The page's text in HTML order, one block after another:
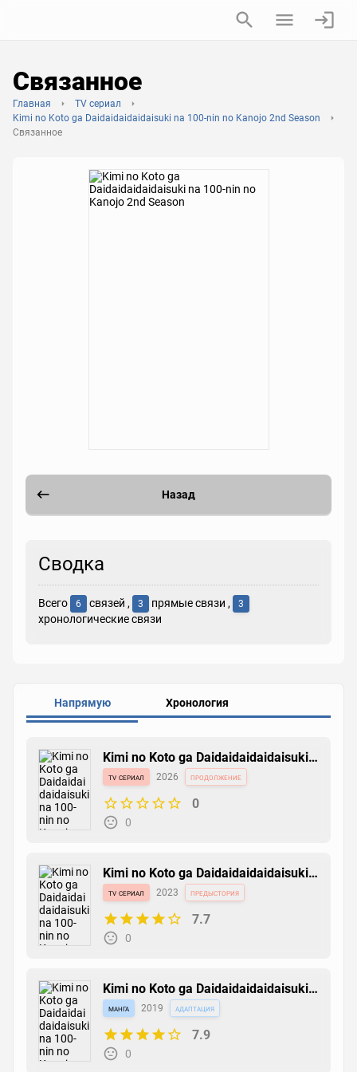
Связанное
Главная
TV сериал
Kimi no Koto ga Daidaidaidaidaisuki na 100-nin no Kanojo 2nd Season
Связанное
Назад
Сводка
Всего 6 связей , 3 прямые связи , 3
хронологические связи
Напрямую Хронология
Kimi no Koto ga Daidaidaidaidaisuki
na 100-nin no Kanojo 3rd Season
tv сериал 2026 продолжение
0
0
Kimi no Koto ga Daidaidaidaidaisuki
na 100-nin no Kanojo
tv сериал 2023 предыстория
7.7
0
Kimi no Koto ga Daidaidaidaidaisuki
na 100-nin no Kanojo
манга 2019 адаптация
7.9
0